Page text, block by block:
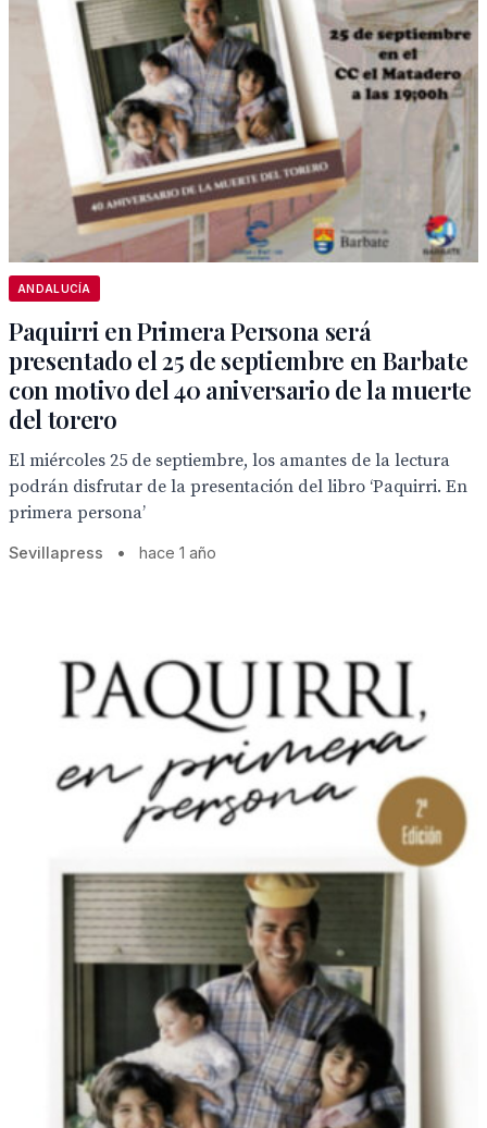
ANDALUCÍA
Paquirri en Primera Persona será
presentado el 25 de septiembre en Barbate
con motivo del 40 aniversario de la muerte
del torero
El miércoles 25 de septiembre, los amantes de la lectura
podrán disfrutar de la presentación del libro ‘Paquirri. En
primera persona’
Sevillapress • hace 1 año